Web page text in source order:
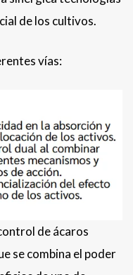
de los cultivos.
vías:
de ácaros
se combina el poder